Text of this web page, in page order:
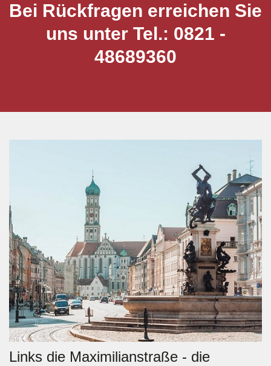
Bei Rückfragen erreichen Sie
uns unter Tel.: 0821 -
48689360
Links die Maximilianstraße - die